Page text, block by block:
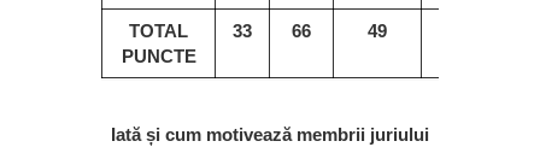
TOTAL
PUNCTE
33 66 49
Iată și cum motivează membrii juriului